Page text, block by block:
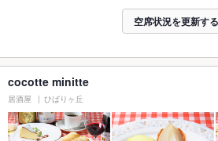
空席状況を更新する
cocotte minitte
居酒屋 ひばりヶ丘